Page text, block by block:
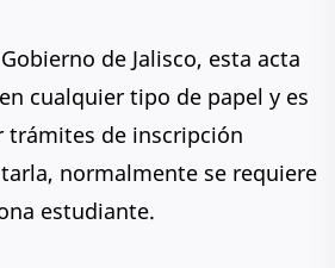
de Jalisco, esta acta
cualquier tipo de papel y es
trámites de inscripción
normalmente se requiere
estudiante.